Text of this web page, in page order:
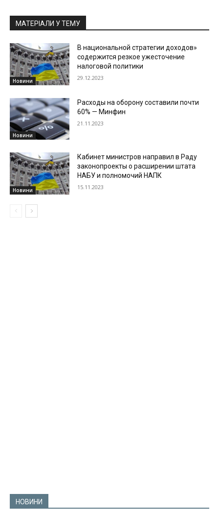
МАТЕРІАЛИ У ТЕМУ
Новини
В национальной стратегии доходов»
содержится резкое ужесточение
налоговой политики
29.12.2023
Новини
Расходы на оборону составили почти
60% — Минфин
21.11.2023
Новини
Кабинет министров направил в Раду
законопроекты о расширении штата
НАБУ и полномочий НАПК
15.11.2023
НОВИНИ